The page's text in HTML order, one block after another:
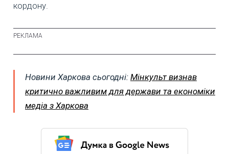
кордону.
Новини Харкова сьогодні: Мінкульт визнав
критично важливим для держави та економіки
медіа з Харкова